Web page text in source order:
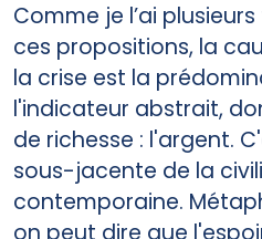
Comme je l’ai
ces propositions, la
la crise est la
l'indicateur abstrait,
de richesse : l'argent.
sous-jacente de la
contemporaine.
on peut dire que